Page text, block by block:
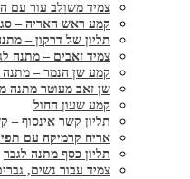
צמיד משולב עור עם
קמע ראש האריה –
תליון של דרקון –
צמיד זאבים – מתנה
קמע שן הנמר – מתנה
שן זאב מעוטר מתנה
קמע שעון החול
תליון קשר אינסוף –
אריח קרמיקה עם
תליון כסף מתנה לגבר
צמיד עבור נשים,